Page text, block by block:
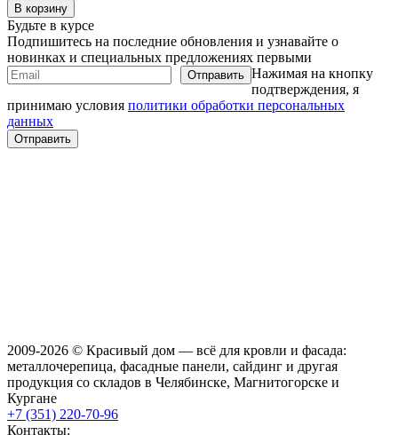
В корзину
Будьте в курсе
Подпишитесь на последние обновления и узнавайте о
новинках и специальных предложениях первыми
Нажимая на кнопку
подтверждения, я
принимаю условия политики обработки персональных
данных
2009-2026 © Красивый дом — всё для кровли и фасада:
металлочерепица, фасадные панели, сайдинг и другая
продукция со складов в Челябинске, Магнитогорске и
Кургане
+7 (351) 220-70-96
Контакты: